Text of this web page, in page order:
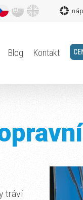
Blog Kontakt
tráví